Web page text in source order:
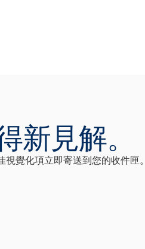
見解。
覺化項立即寄送到您的收件匣。